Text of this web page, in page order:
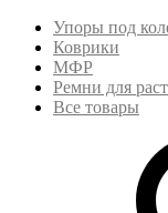
Упоры под
Коврики
МФР
Ремни для
Все товары